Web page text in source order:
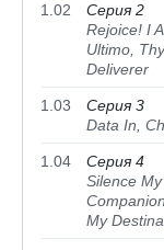
1.02
Серия 2
Rejoice! I
Ultimo, Thy
Deliverer
1.03
Серия 3
Data In,
1.04
Серия 4
Silence My
My